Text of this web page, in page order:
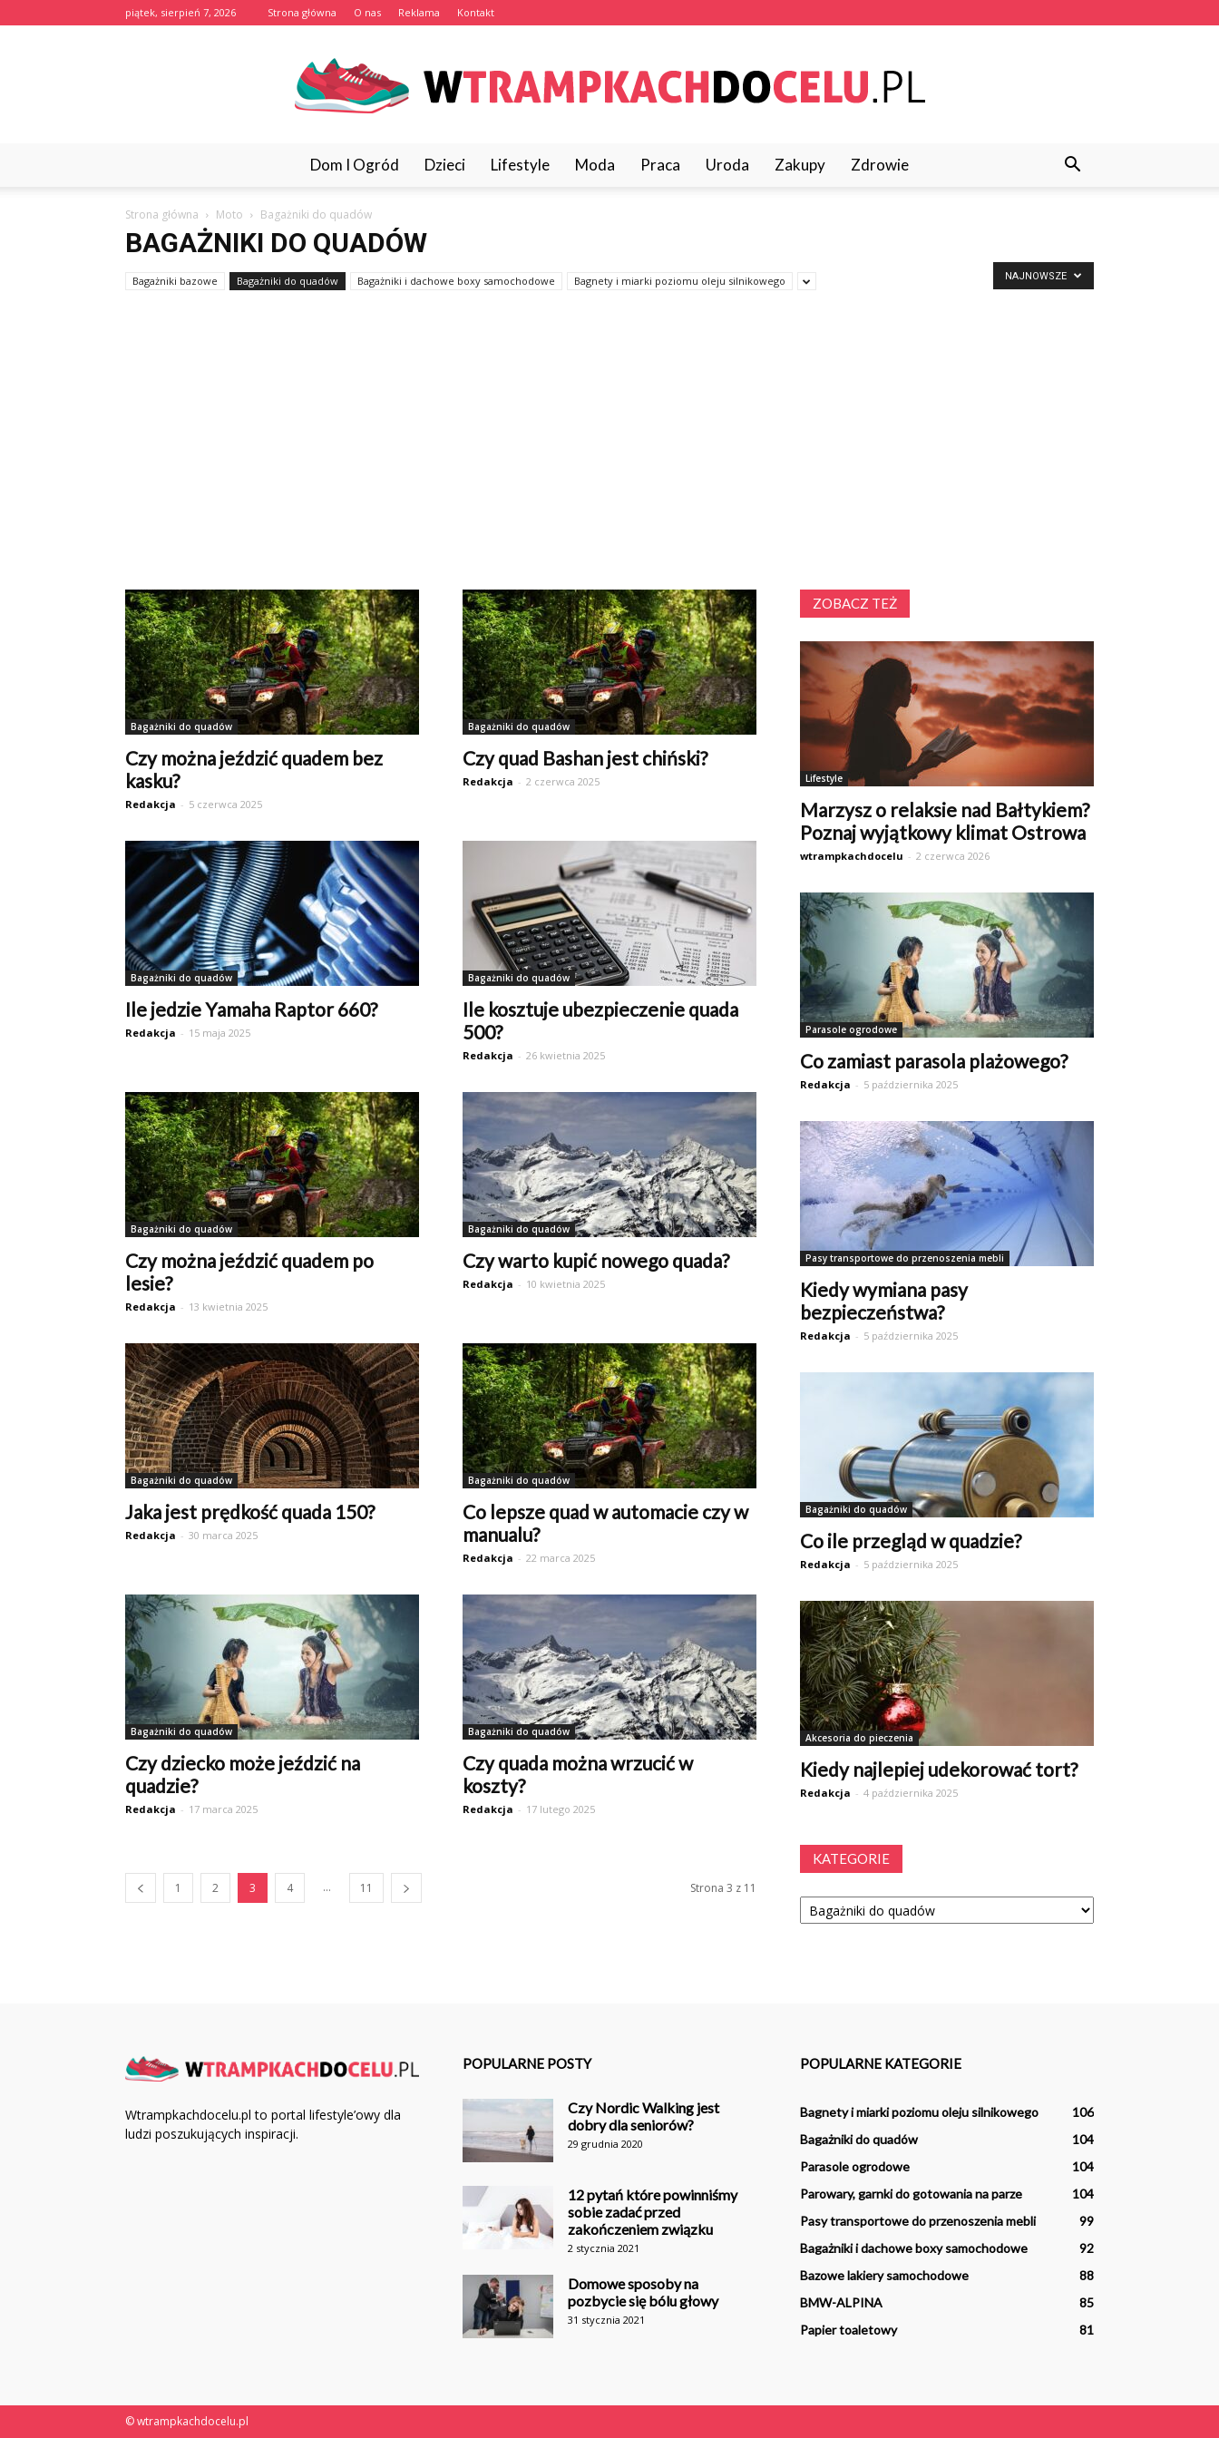
piątek, sierpień 7, 2026 Strona główna O nas Reklama Kontakt
wTrampkachDoCelu.pl
Dom I Ogród Dzieci Lifestyle Moda Praca Uroda Zakupy Zdrowie
Strona główna Moto Bagażniki do quadów
BAGAŻNIKI DO QUADÓW
Bagażniki bazowe Bagażniki do quadów Bagażniki i dachowe boxy samochodowe Bagnety i miarki poziomu oleju silnikowego NAJNOWSZE
Bagażniki do quadów
Czy można jeździć quadem bez
kasku?
Redakcja - 5 czerwca 2025
Bagażniki do quadów
Czy quad Bashan jest chiński?
Redakcja - 2 czerwca 2025
Bagażniki do quadów
Ile jedzie Yamaha Raptor 660?
Redakcja - 15 maja 2025
Bagażniki do quadów
Ile kosztuje ubezpieczenie quada
500?
Redakcja - 26 kwietnia 2025
Bagażniki do quadów
Czy można jeździć quadem po
lesie?
Redakcja - 13 kwietnia 2025
Bagażniki do quadów
Czy warto kupić nowego quada?
Redakcja - 10 kwietnia 2025
Bagażniki do quadów
Jaka jest prędkość quada 150?
Redakcja - 30 marca 2025
Bagażniki do quadów
Co lepsze quad w automacie czy w
manualu?
Redakcja - 22 marca 2025
Bagażniki do quadów
Czy dziecko może jeździć na
quadzie?
Redakcja - 17 marca 2025
Bagażniki do quadów
Czy quada można wrzucić w
koszty?
Redakcja - 17 lutego 2025
1 2 3 4 ... 11 Strona 3 z 11
ZOBACZ TEŻ
Lifestyle
Marzysz o relaksie nad Bałtykiem?
Poznaj wyjątkowy klimat Ostrowa
wtrampkachdocelu - 2 czerwca 2026
Parasole ogrodowe
Co zamiast parasola plażowego?
Redakcja - 5 października 2025
Pasy transportowe do przenoszenia mebli
Kiedy wymiana pasy
bezpieczeństwa?
Redakcja - 5 października 2025
Bagażniki do quadów
Co ile przegląd w quadzie?
Redakcja - 5 października 2025
Akcesoria do pieczenia
Kiedy najlepiej udekorować tort?
Redakcja - 4 października 2025
KATEGORIE
Kategorie
Wtrampkachdocelu.pl to portal lifestyle’owy dla
ludzi poszukujących inspiracji.
POPULARNE POSTY
Czy Nordic Walking jest
dobry dla seniorów?
29 grudnia 2020
12 pytań które powinniśmy
sobie zadać przed
zakończeniem związku
2 stycznia 2021
Domowe sposoby na
pozbycie się bólu głowy
31 stycznia 2021
POPULARNE KATEGORIE
Bagnety i miarki poziomu oleju silnikowego
106
Bagażniki do quadów
104
Parasole ogrodowe
104
Parowary, garnki do gotowania na parze
104
Pasy transportowe do przenoszenia mebli
99
Bagażniki i dachowe boxy samochodowe
92
Bazowe lakiery samochodowe
88
BMW-ALPINA
85
Papier toaletowy
81
© wtrampkachdocelu.pl